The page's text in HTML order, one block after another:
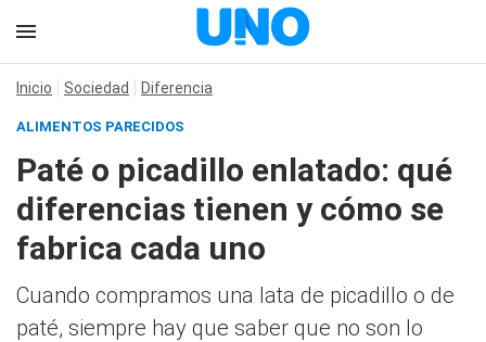
Inicio Sociedad Diferencia
ALIMENTOS PARECIDOS
Paté o picadillo enlatado: qué
diferencias tienen y cómo se
fabrica cada uno
Cuando compramos una lata de picadillo o de
paté, siempre hay que saber que no son lo